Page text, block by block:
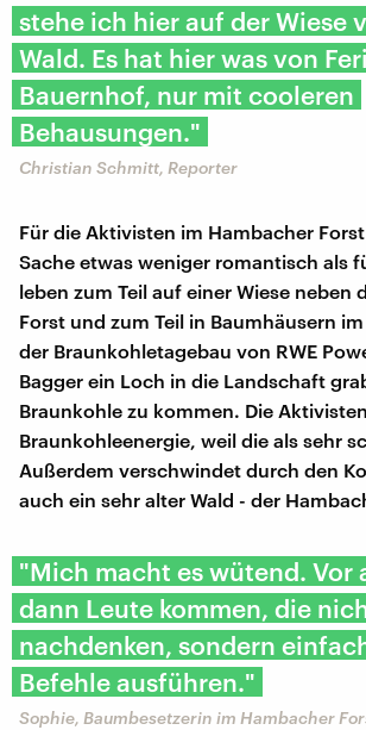
stehe ich hier auf der Wiese
Wald. Es hat hier was von
Bauernhof, nur mit cooleren
Behausungen."
Christian Schmitt, Reporter
Für die Aktivisten im Hambacher
Sache etwas weniger romantisch als
leben zum Teil auf einer Wiese neben
Forst und zum Teil in Baumhäusern
der Braunkohletagebau von RWE
Bagger ein Loch in die Landschaft
Braunkohle zu kommen. Die
Braunkohleenergie, weil die als sehr
Außerdem verschwindet durch den
auch ein sehr alter Wald - der
"Mich macht es wütend. Vor
dann Leute kommen, die
nachdenken, sondern
Befehle ausführen."
Sophie, Baumbesetzerin im Hambacher